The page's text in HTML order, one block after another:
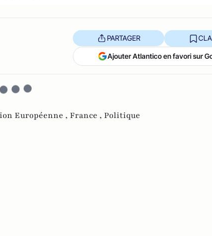
PARTAGER
Ajouter Atlantico en favori sur
Européenne , France , Politique